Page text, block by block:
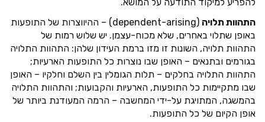
התהוות תלויה
(dependent-arising) – ההיווצרות של התופעות
באופן שתלוי באחרים, שלא מכוח-עצמן. יש שלוש רמות של
התהוות תלויה, השונות זו מזו ברמת העידון שלהן: התהוות התלויה
בגורמים ובתנאים – האופן שבו נוצרות כל התופעות הארעיות;
התהוות התלויה בחלקים – תלות הגומלין בין השלם וחלקיו – האופן
שבו מתקיימות כל התופעות, הארעיות והקבועות; והתהוות התלויה
בהמשגה, המתויגת על-ידי המחשבה – הרמה המעודנת ביותר של
אופן הקיום של כל התופעות.